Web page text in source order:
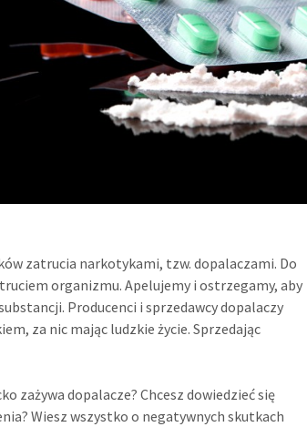
zatrucia narkotykami, tzw. dopalaczami. Do
organizmu. Apelujemy i ostrzegamy, aby
Producenci i sprzedawcy dopalaczy
za nic mając ludzkie życie. Sprzedając
zażywa dopalacze? Chcesz dowiedzieć się
Wiesz wszystko o negatywnych skutkach